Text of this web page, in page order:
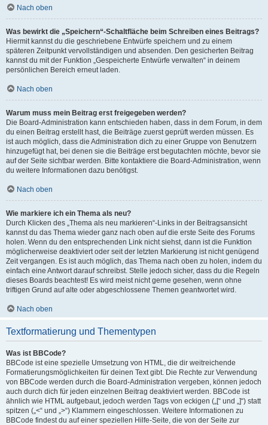
Nach oben
Was bewirkt die „Speichern“-Schaltfläche beim Schreiben eines Beitrags?
Hiermit kannst du die geschriebene Entwürfe speichern und zu einem
späteren Zeitpunkt vervollständigen und absenden. Den gesicherten Beitrag
kannst du mit der Funktion „Gespeicherte Entwürfe verwalten“ in deinem
persönlichen Bereich erneut laden.
Nach oben
Warum muss mein Beitrag erst freigegeben werden?
Die Board-Administration kann entschieden haben, dass in dem Forum, in dem
du einen Beitrag erstellt hast, die Beiträge zuerst geprüft werden müssen. Es
ist auch möglich, dass die Administration dich zu einer Gruppe von Benutzern
hinzugefügt hat, bei denen sie die Beiträge erst begutachten möchte, bevor sie
auf der Seite sichtbar werden. Bitte kontaktiere die Board-Administration, wenn
du weitere Informationen dazu benötigst.
Nach oben
Wie markiere ich ein Thema als neu?
Durch Klicken des „Thema als neu markieren“-Links in der Beitragsansicht
kannst du das Thema wieder ganz nach oben auf die erste Seite des Forums
holen. Wenn du den entsprechenden Link nicht siehst, dann ist die Funktion
möglicherweise deaktiviert oder seit der letzten Markierung ist nicht genügend
Zeit vergangen. Es ist auch möglich, das Thema nach oben zu holen, indem du
einfach eine Antwort darauf schreibst. Stelle jedoch sicher, dass du die Regeln
dieses Boards beachtest! Es wird meist nicht gerne gesehen, wenn ohne
triftigen Grund auf alte oder abgeschlossene Themen geantwortet wird.
Nach oben
Textformatierung und Thementypen
Was ist BBCode?
BBCode ist eine spezielle Umsetzung von HTML, die dir weitreichende
Formatierungsmöglichkeiten für deinen Text gibt. Die Rechte zur Verwendung
von BBCode werden durch die Board-Administration vergeben, können jedoch
auch durch dich für jeden einzelnen Beitrag deaktiviert werden. BBCode ist
ähnlich wie HTML aufgebaut, jedoch werden Tags von eckigen („[“ und „]“) statt
spitzen („<“ und „>“) Klammern eingeschlossen. Weitere Informationen zu
BBCode findest du auf einer speziellen Hilfe-Seite, die von der Seite zur